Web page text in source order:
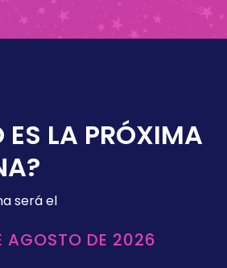
LA PRÓXIMA
será el
AGOSTO DE 2026